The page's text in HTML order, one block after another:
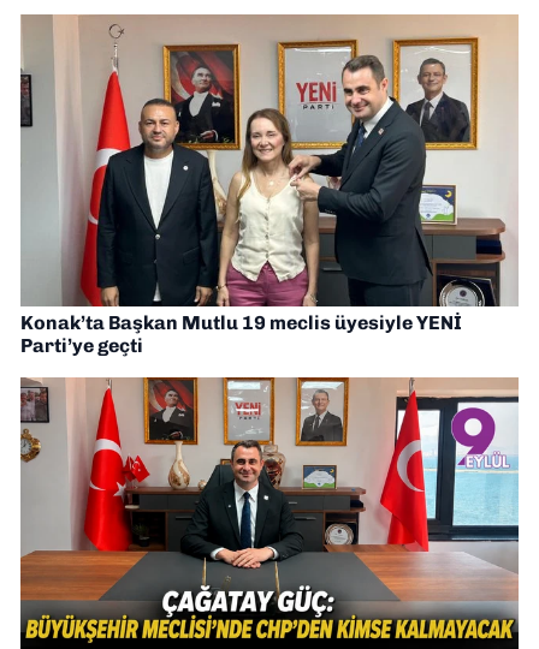
Konak’ta Başkan Mutlu 19 meclis üyesiyle YENİ
Parti’ye geçti